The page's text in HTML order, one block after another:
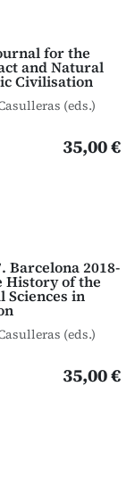
for the
and Natural
Civilisation
(eds.)
35,00 €
Barcelona 2018-
History of the
Sciences in
(eds.)
35,00 €